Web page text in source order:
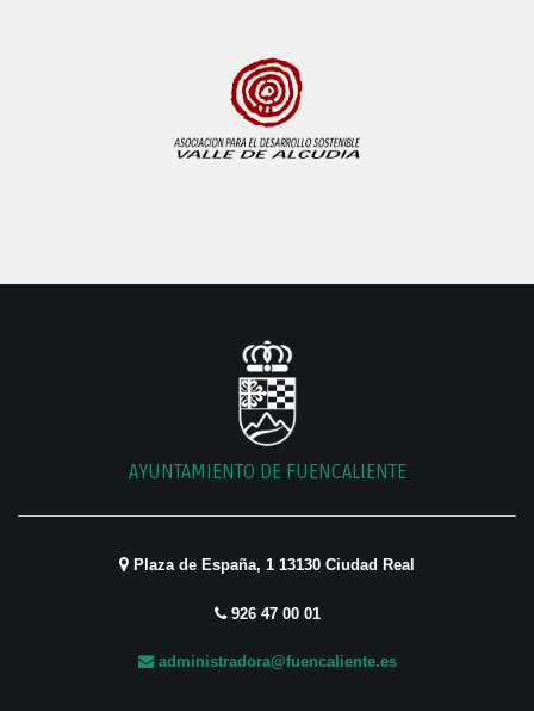
AYUNTAMIENTO DE FUENCALIENTE
Plaza de España, 1 13130 Ciudad Real
926 47 00 01
administradora@fuencaliente.es